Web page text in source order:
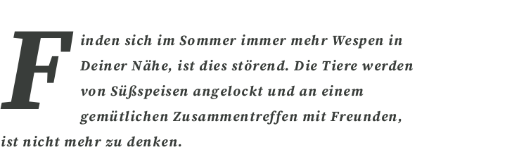
F inden sich im Sommer immer mehr Wespen in
Deiner Nähe, ist dies störend. Die Tiere werden
von Süßspeisen angelockt und an einem
gemütlichen Zusammentreffen mit Freunden,
ist nicht mehr zu denken.